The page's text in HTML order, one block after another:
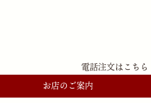
電話注文はこちら
お店のご案内